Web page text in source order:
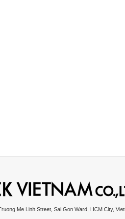
Me Linh Street, Sai Gon Ward, HCM City,